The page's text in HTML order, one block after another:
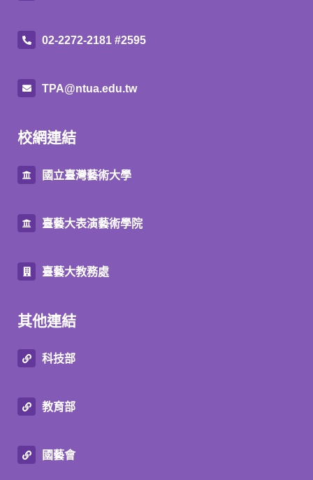
02-2272-2181 #2595
TPA@ntua.edu.tw
校網連結
國立臺灣藝術大學
臺藝大表演藝術學院
臺藝大教務處
其他連結
科技部
教育部
國藝會